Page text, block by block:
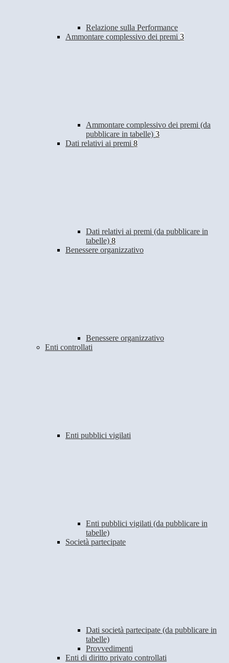
Relazione sulla Performance
Ammontare complessivo dei premi 3
Ammontare complessivo dei premi (da
pubblicare in tabelle) 3
Dati relativi ai premi 8
Dati relativi ai premi (da pubblicare in
tabelle) 8
Benessere organizzativo
Benessere organizzativo
Enti controllati
Enti pubblici vigilati
Enti pubblici vigilati (da pubblicare in
tabelle)
Società partecipate
Dati società partecipate (da pubblicare in
tabelle)
Provvedimenti
Enti di diritto privato controllati